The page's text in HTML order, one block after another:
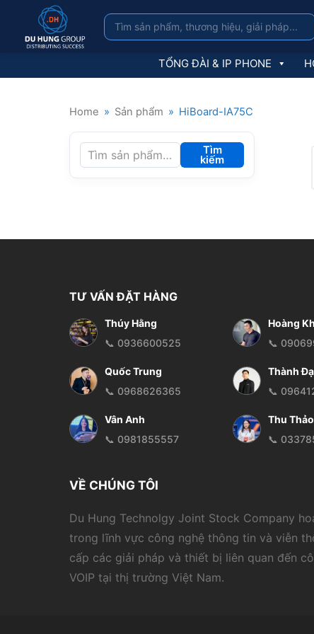
TỔNG ĐÀI & IP PHONE
Home » Sản phẩm » HiBoard-IA75C
Tìm
kiếm
TƯ VẤN ĐẶT HÀNG
Thúy Hằng
📞 0936600525
Hoàng
📞
Quốc Trung
📞 0968626365
Thành
📞
Vân Anh
📞 0981855557
Thu Thảo
📞
VỀ CHÚNG TÔI
Du Hung Technolgy Joint Stock Company
trong lĩnh vực công nghệ thông tin và viễn
cấp các giải pháp và thiết bị liên quan đến
VOIP tại thị trường Việt Nam.